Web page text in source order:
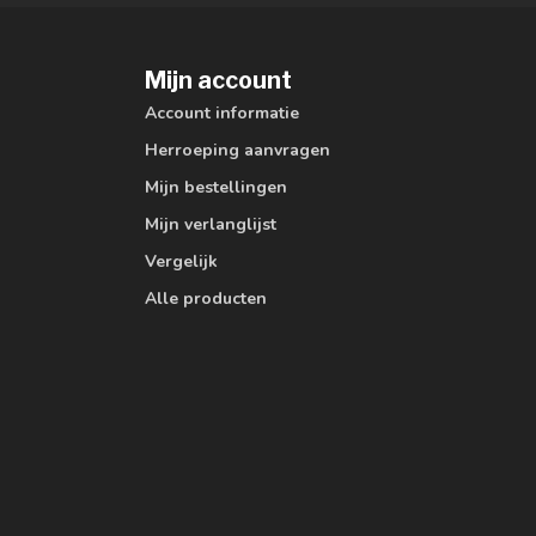
Mijn account
Account informatie
Herroeping aanvragen
Mijn bestellingen
Mijn verlanglijst
Vergelijk
Alle producten